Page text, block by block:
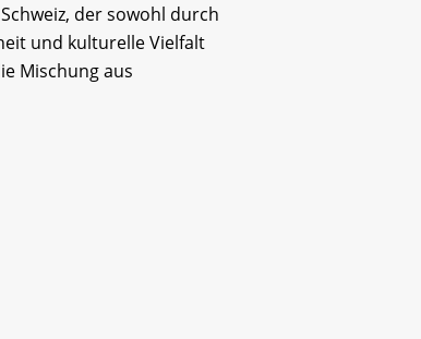
der sowohl durch
und kulturelle Vielfalt
Mischung aus